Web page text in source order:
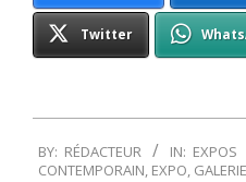
Twitter
01-
BY: RÉDACTEUR IN: EXPOS
CONTEMPORAIN, EXPO, GALERIE